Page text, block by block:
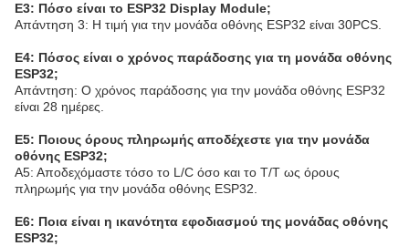
Ε3: Πόσο είναι το ESP32 Display Module;
Απάντηση 3: Η τιμή για την μονάδα οθόνης ESP32 είναι 30PCS.
Ε4: Πόσος είναι ο χρόνος παράδοσης για τη μονάδα οθόνης
ESP32;
Απάντηση: Ο χρόνος παράδοσης για την μονάδα οθόνης ESP32
είναι 28 ημέρες.
Ε5: Ποιους όρους πληρωμής αποδέχεστε για την μονάδα
οθόνης ESP32;
Α5: Αποδεχόμαστε τόσο το L/C όσο και το T/T ως όρους
πληρωμής για την μονάδα οθόνης ESP32.
Ε6: Ποια είναι η ικανότητα εφοδιασμού της μονάδας οθόνης
ESP32;